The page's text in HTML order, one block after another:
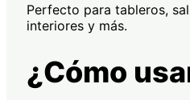
Perfecto para tableros,
interiores y más.
¿Cómo